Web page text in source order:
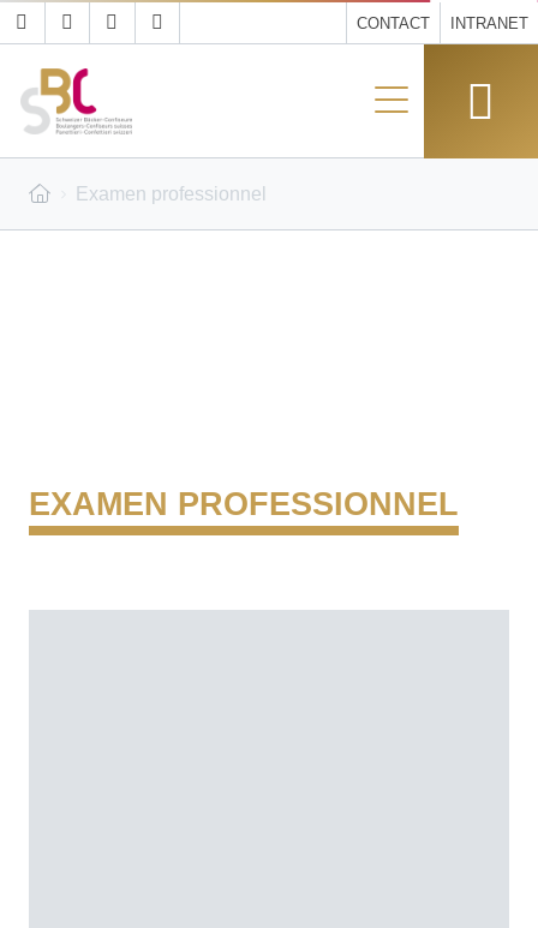
CONTACT INTRANET
Examen professionnel
EXAMEN PROFESSIONNEL